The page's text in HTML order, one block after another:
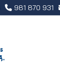
981 870 931